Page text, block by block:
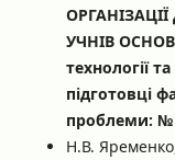
УЧНІВ
технології
підготовці
проблеми: №
Н.В.